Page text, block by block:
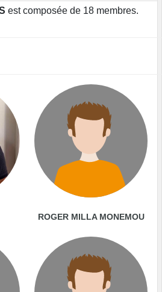
est composée de 18 membres.
ROGER MILLA MONEMOU